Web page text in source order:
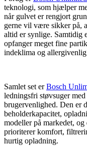
teknologi, som hjælper
når gulvet er rengjort
gerne vil være sikker på,
altid er synlige. Samtidig
opfanger meget fine
indeklima og
Samlet set erBosch
ledningsfri støvsuger
brugervenlighed. Den er
beholderkapacitet,
modeller på markedet,
prioriterer komfort,
hurtig opladning.